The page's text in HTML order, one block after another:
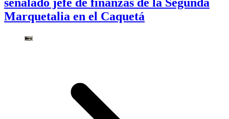
señalado jefe de finanzas de la Segunda
Marquetalia en el Caquetá